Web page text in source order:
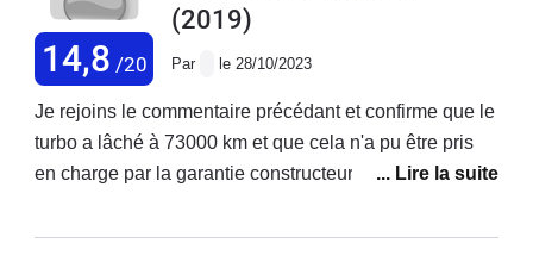
14,8 /20
(2019)
Par le 28/10/2023
Je rejoins le commentaire précédant et confirme que le
turbo a lâché à 73000 km et que cela n'a pu être pris
en charge par la garantie constructeur ! Je précise que
réparations ! Ma voiture est d'ailleurs en vente. Je ne